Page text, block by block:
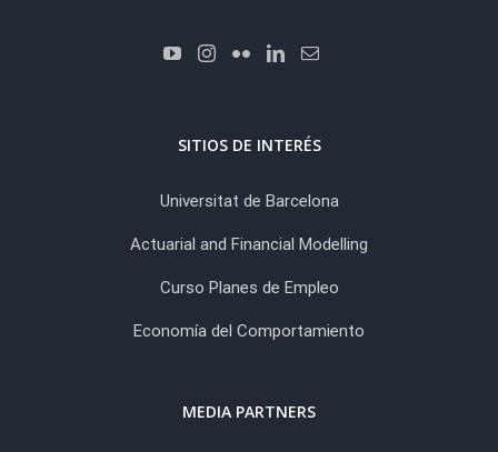
SITIOS DE INTERÉS
Universitat de Barcelona
Actuarial and Financial Modelling
Curso Planes de Empleo
Economía del Comportamiento
MEDIA PARTNERS